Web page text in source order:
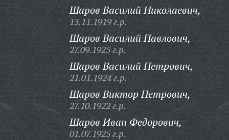
Шаров Василий Николаевич,
13.11.1919 г.р.
Шаров Василий Павлович,
27.09.1925 г.р.
Шаров Василий Петрович,
21.01.1924 г.р.
Шаров Виктор Петрович,
27.10.1922 г.р.
Шаров Иван Федорович,
01.07.1925 г.р.